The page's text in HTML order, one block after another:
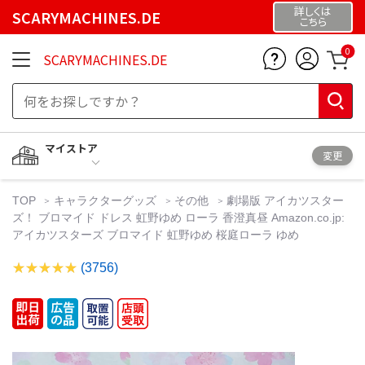
SCARYMACHINES.DE 詳しくは
こちら
SCARYMACHINES.DE 0
マイストア
変更
TOP キャラクターグッズ その他
劇場版 アイカツスター
ズ！ ブロマイド ドレス 虹野ゆめ ローラ 香澄真昼 Amazon.co.jp:
アイカツスターズ ブロマイド 虹野ゆめ 桜庭ローラ ゆめ
(3756)